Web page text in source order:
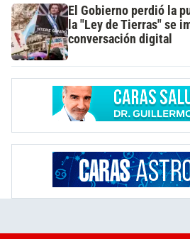
El Gobierno perdió la
la "Ley de Tierras" se
conversación digital